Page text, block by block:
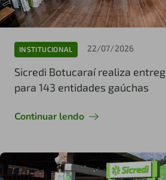
INSTITUCIONAL 22/07/2026
Sicredi Botucaraí realiza
para 143 entidades gaúchas
Continuar lendo